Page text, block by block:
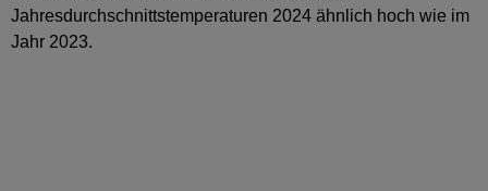
Jahresdurchschnittstemperaturen 2024 ähnlich hoch wie im
Jahr 2023.